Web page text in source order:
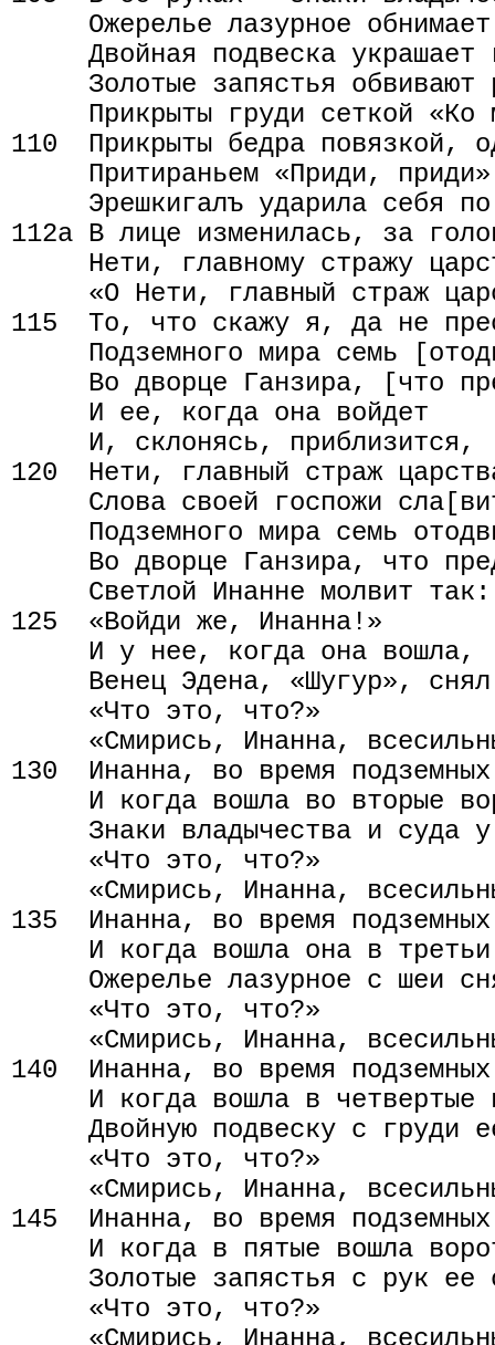
Ожерелье лазурное
Двойная подвеска украшает
Золотые запястья обвивают
Прикрыты груди сеткой «Ко
110  Прикрыты бедра повязкой,
Притираньем «Приди,
Эрешкигалъ ударила себя
112а В лице изменилась, за
Нети, главному стражу
«О Нети, главный страж
115  То, что скажу я, да не
Подземного мира семь
Во дворце Ганзира, [что
     И ее, когда она войдет
И, склонясь, приблизится,
120  Нети, главный страж
Слова своей госпожи
Подземного мира семь
Во дворце Ганзира, что
     Светлой Инанне молвит так:
125  «Войди же, Инанна!»
     И у нее, когда она вошла,
Венец Эдена, «Шугур»,
     «Что это, что?»
«Смирись, Инанна,
130  Инанна, во время
И когда вошла во вторые
Знаки владычества и суда
     «Что это, что?»
«Смирись, Инанна,
135  Инанна, во время
И когда вошла она в
Ожерелье лазурное с шеи
     «Что это, что?»
«Смирись, Инанна,
140  Инанна, во время
И когда вошла в четвертые
Двойную подвеску с груди
     «Что это, что?»
«Смирись, Инанна,
145  Инанна, во время
И когда в пятые вошла
Золотые запястья с рук ее
     «Что это, что?»
«Смирись, Инанна,